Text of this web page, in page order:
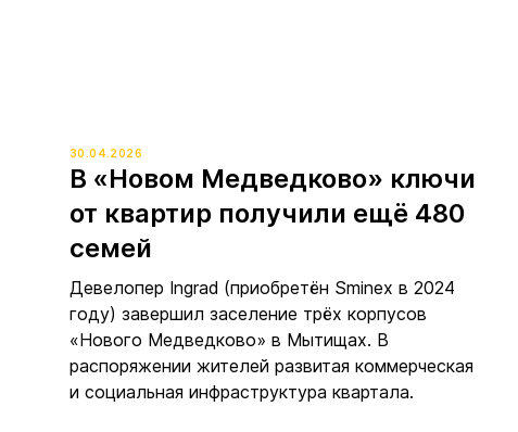
30.04.2026
В «Новом Медведково» ключи
от квартир получили ещё 480
семей
Девелопер Ingrad (приобретён Sminex в 2024
году) завершил заселение трёх корпусов
«Нового Медведково» в Мытищах. В
распоряжении жителей развитая коммерческая
и социальная инфраструктура квартала.